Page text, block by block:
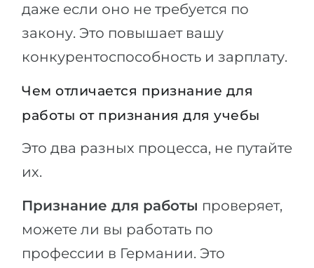
даже если оно не требуется по
закону. Это повышает вашу
конкурентоспособность и зарплату.
Чем отличается признание для
работы от признания для учебы
Это два разных процесса, не путайте
их.
Признание для работы проверяет,
можете ли вы работать по
профессии в Германии. Это